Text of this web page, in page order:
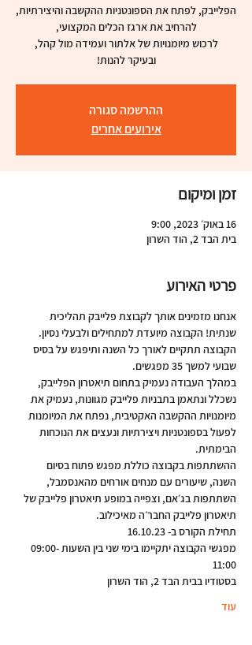
ובעיקר להנות!
ההרשמה סגורה
אירועים אחרים
זמן ומיקום
16 באוק׳ 2023, 9:00
בית הבד 2, הוד השרון
פרטי האירוע
אנחנו מזמינים אותך לקבוצת פלייבק תהליכית
שנתית! הקבוצה מיועדת למתחילים ולבעלי נסיון.
הקבוצה תתקיים לאורך כל השנה ותיפגש על בסיס
שבועי למשך 35 מפגשים.
במהלך העבודה נעמיק בתחום תיאטרון הפלייבק,
נשכלל ונתאמן בתבניות פלייבק מגוונות, נעמיק את
מיומנויות ההקשבה האקטיבית, נפתח את המיומנות
לפעול בספונטניות ויצירתיות ונעצים את הנוכחות
הבימתית.
ההשתתפות בקבוצה כוללת מפגש פתוח בסיום
השנה, שיעורים עם מנחים אורחים מהאנסמבל,
השתתפות בג׳אם, וצפייה במופע תיאטרון פלייבק של
תיאטרון פלייבק החבר׳ה מאיכילוב.
תחילת הקורס ב- 16.10.23
מפגשי הקבוצה יתקיימו בימי שני בין השעות 09:00-
11:00
בסטודיו בבית הבד 2, הוד השרון
עוד